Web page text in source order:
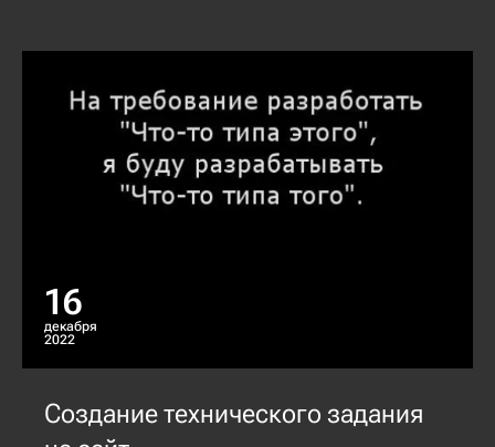
16
декабря
2022
Создание технического задания